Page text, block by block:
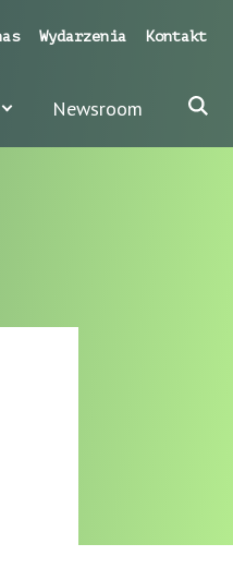
Newsroom
Wydarzenia Kontakt